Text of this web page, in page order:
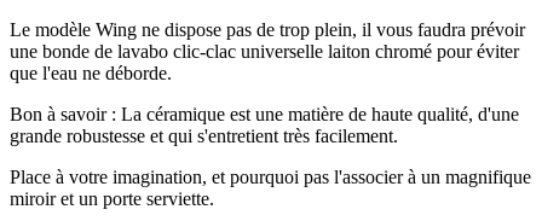
Le modèle Wing ne dispose pas de trop plein, il vous faudra prévoir
une bonde de lavabo clic-clac universelle laiton chromé pour éviter
que l'eau ne déborde.
Bon à savoir : La céramique est une matière de haute qualité, d'une
grande robustesse et qui s'entretient très facilement.
Place à votre imagination, et pourquoi pas l'associer à un magnifique
miroir et un porte serviette.